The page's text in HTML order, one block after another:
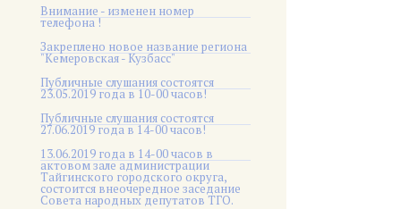
Внимание - изменен номер
телефона !
Закреплено новое название региона
"Кемеровская - Кузбасс"
Публичные слушания состоятся
23.05.2019 года в 10-00 часов!
Публичные слушания состоятся
27.06.2019 года в 14-00 часов!
13.06.2019 года в 14-00 часов в
актовом зале администрации
Тайгинского городского округа,
состоится внеочередное заседание
Совета народных депутатов ТГО.